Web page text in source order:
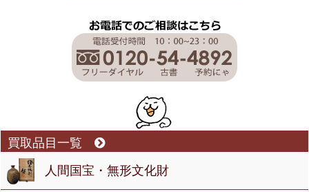
買取品目一覧
人間国宝・無形文化財